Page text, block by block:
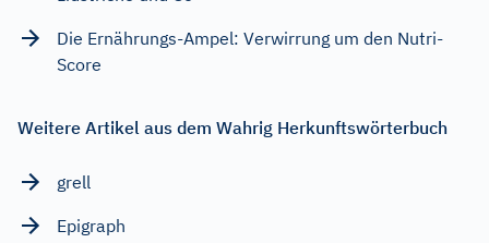
Die Ernährungs-Ampel: Verwirrung um den Nutri-
Score
Weitere Artikel aus dem Wahrig Herkunftswörterbuch
grell
Epigraph